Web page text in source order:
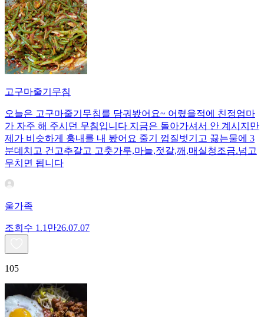
고구마줄기무침
오늘은 고구마줄기무침를 담궈봤어요~ 어렸을적에 친정엄마
가 자주 해 주시던 무침입니다 지금은 돌아가셔서 안 계시지만
제가 비슷하게 훙내를 내 봤어요 줄기 껍질벗기고 끓는물에 3
분데치고 건고추갈고 고춧가루,마늘,젓갈,깨,매실청조금.넘고
무치면 됩니다
울가족
조회수 1.1만26.07.07
105